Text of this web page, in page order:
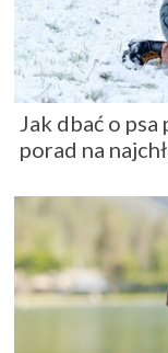
Jak dbać o
porad na